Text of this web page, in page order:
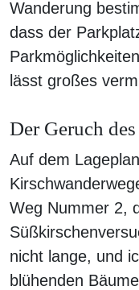
Wanderung
dass der
lässt großes
Der Geruch
Auf dem
Weg Nummer 2,
nicht lange, und
blühenden